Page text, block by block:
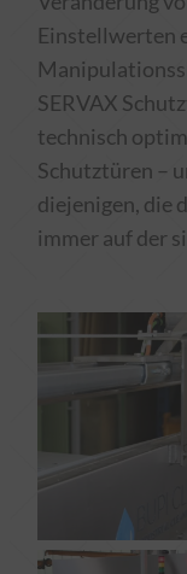
Einstellwerten
SERVAX
technisch
Schutztüren –
diejenigen, die
immer auf der
Google Ireland
Google Cloud EMEA